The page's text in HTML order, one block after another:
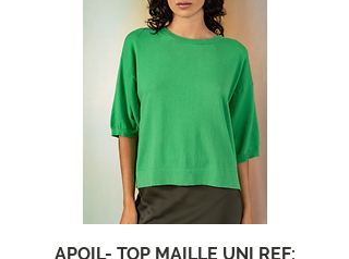
APOIL- TOP MAILLE UNI REF: